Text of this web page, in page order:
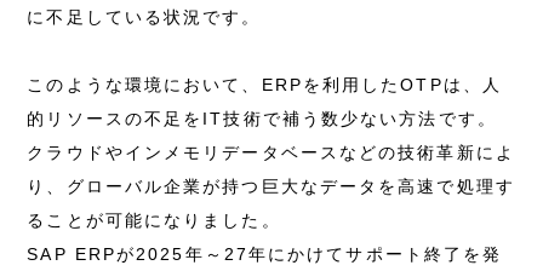
に不足している状況です。
このような環境において、ERPを利用したOTPは、人
的リソースの不足をIT技術で補う数少ない方法です。
クラウドやインメモリデータベースなどの技術革新によ
り、グローバル企業が持つ巨大なデータを高速で処理す
ることが可能になりました。
SAP ERPが2025年～27年にかけてサポート終了を発